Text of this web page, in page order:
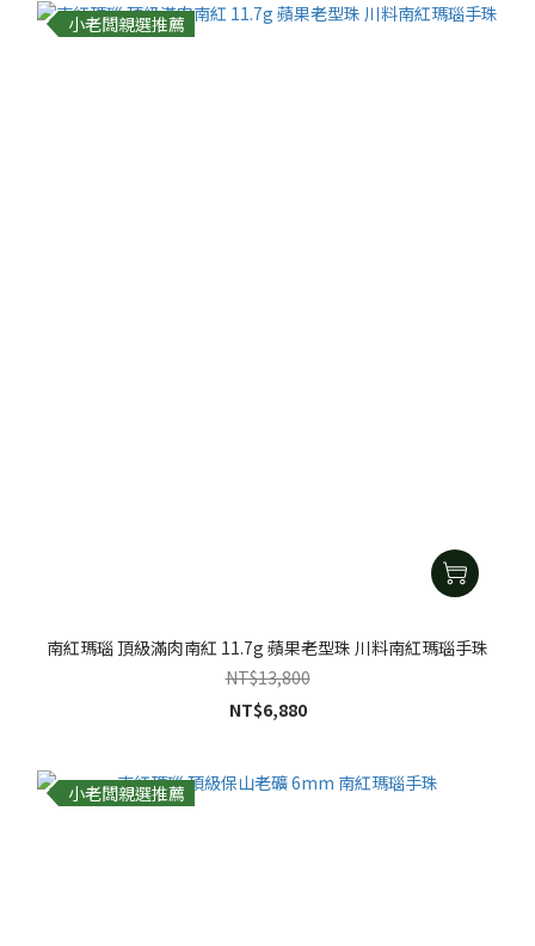
小老闆親選推薦
南紅瑪瑙 頂級滿肉南紅 11.7g 蘋果老型珠 川料南紅瑪瑙手珠
NT$13,800
NT$6,880
小老闆親選推薦